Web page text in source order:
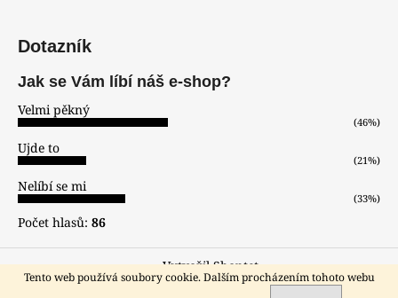
Tento web používá soubory cookie. Dalším procházením tohoto webu
Dotazník
Jak se Vám líbí náš e-shop?
Velmi pěkný
(46%)
Ujde to
(21%)
Nelíbí se mi
(33%)
Počet hlasů: 86
Vytvořil Shoptet